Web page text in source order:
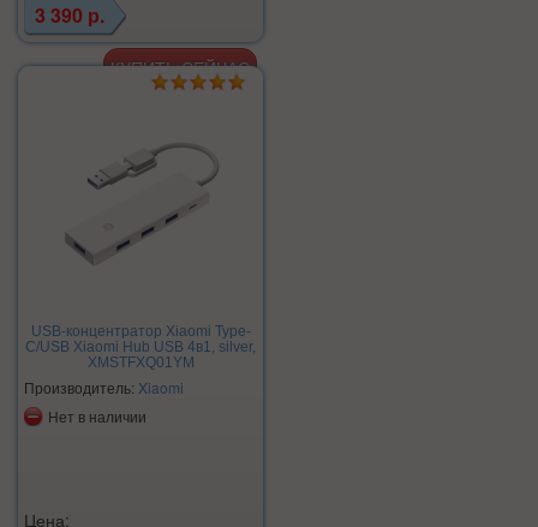
3 390 р.
USB-концентратор Xiaomi Type-
C/USB Xiaomi Hub USB 4в1, silver,
XMSTFXQ01YM
Производитель: Xiaomi
Нет в наличии
Цена: